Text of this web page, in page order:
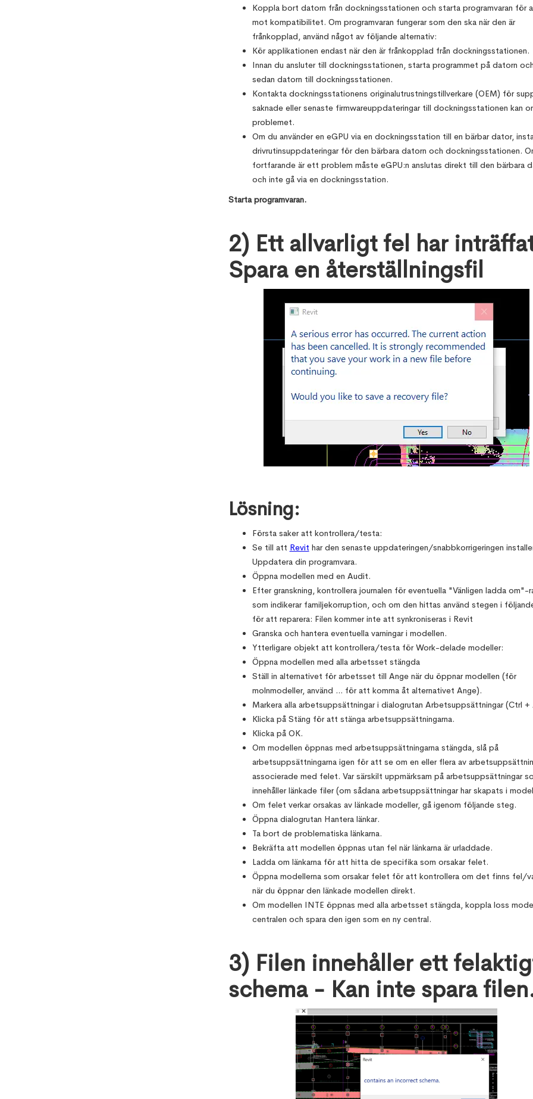
Koppla bort datorn från dockningsstationen och starta programvaran för
mot kompatibilitet. Om programvaran fungerar som den ska när den är
frånkopplad, använd något av följande alternativ:
Kör applikationen endast när den är frånkopplad från dockningsstationen.
Innan du ansluter till dockningsstationen, starta programmet på datorn
sedan datorn till dockningsstationen.
Kontakta dockningsstationens originalutrustningstillverkare (OEM) för
saknade eller senaste firmwareuppdateringar till dockningsstationen kan
problemet.
Om du använder en eGPU via en dockningsstation till en bärbar dator,
drivrutinsuppdateringar för den bärbara datorn och dockningsstationen.
fortfarande är ett problem måste eGPU:n anslutas direkt till den bärbara
och inte gå via en dockningsstation.
Starta programvaran.
2) Ett allvarligt fel har
Spara en återställningsfil
Lösning:
Första saker att kontrollera/testa:
Se till att Revit har den senaste uppdateringen/snabbkorrigeringen
Uppdatera din programvara.
Öppna modellen med en Audit.
Efter granskning, kontrollera journalen för eventuella "Vänligen ladda om"-
som indikerar familjekorruption, och om den hittas använd stegen i
för att reparera: Filen kommer inte att synkroniseras i Revit
Granska och hantera eventuella varningar i modellen.
Ytterligare objekt att kontrollera/testa för Work-delade modeller:
Öppna modellen med alla arbetsset stängda
Ställ in alternativet för arbetsset till Ange när du öppnar modellen (för
molnmodeller, använd ... för att komma åt alternativet Ange).
Markera alla arbetsuppsättningar i dialogrutan Arbetsuppsättningar (Ctrl +
Klicka på Stäng för att stänga arbetsuppsättningarna.
Klicka på OK.
Om modellen öppnas med arbetsuppsättningarna stängda, slå på
arbetsuppsättningarna igen för att se om en eller flera av
associerade med felet. Var särskilt uppmärksam på arbetsuppsättningar
innehåller länkade filer (om sådana arbetsuppsättningar har skapats i
Om felet verkar orsakas av länkade modeller, gå igenom följande steg.
Öppna dialogrutan Hantera länkar.
Ta bort de problematiska länkarna.
Bekräfta att modellen öppnas utan fel när länkarna är urladdade.
Ladda om länkarna för att hitta de specifika som orsakar felet.
Öppna modellerna som orsakar felet för att kontrollera om det finns fel/
när du öppnar den länkade modellen direkt.
Om modellen INTE öppnas med alla arbetsset stängda, koppla loss
centralen och spara den igen som en ny central.
3) Filen innehåller ett
schema - Kan inte spara